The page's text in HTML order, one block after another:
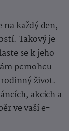
každý den,
Takový je
se k jeho
pomohou
život.
akcích a
ve vaší e-